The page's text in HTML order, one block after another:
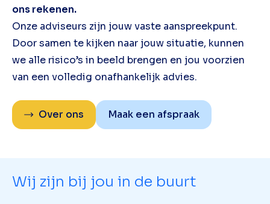
ons rekenen.
Onze adviseurs zijn jouw vaste aanspreekpunt.
Door samen te kijken naar jouw situatie, kunnen
we alle risico’s in beeld brengen en jou voorzien
van een volledig onafhankelijk advies.
Over ons Maak een afspraak
Wij zijn bij jou in de buurt